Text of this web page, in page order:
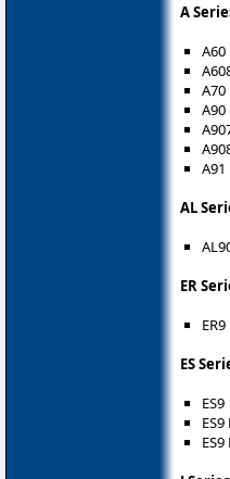
A
A60
A70
A90
A91
AL
ER
ER9
ES
ES9